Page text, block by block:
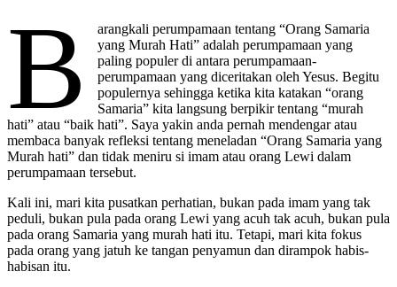
B
arangkali perumpamaan tentang “Orang Samaria
yang Murah Hati” adalah perumpamaan yang
paling populer di antara perumpamaan-
perumpamaan yang diceritakan oleh Yesus. Begitu
populernya sehingga ketika kita katakan “orang
Samaria” kita langsung berpikir tentang “murah
hati” atau “baik hati”. Saya yakin anda pernah mendengar atau
membaca banyak refleksi tentang meneladan “Orang Samaria yang
Murah hati” dan tidak meniru si imam atau orang Lewi dalam
perumpamaan tersebut.
Kali ini, mari kita pusatkan perhatian, bukan pada imam yang tak
peduli, bukan pula pada orang Lewi yang acuh tak acuh, bukan pula
pada orang Samaria yang murah hati itu. Tetapi, mari kita fokus
pada orang yang jatuh ke tangan penyamun dan dirampok habis-
habisan itu.